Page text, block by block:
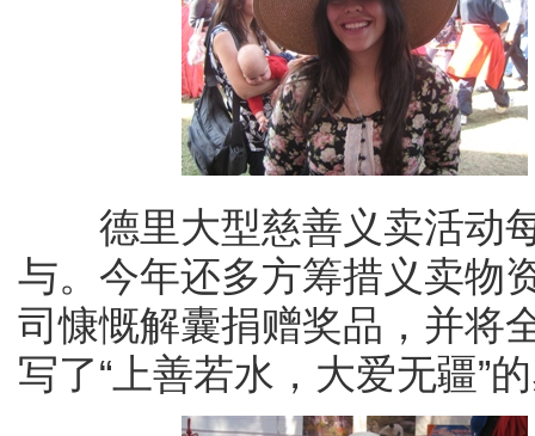
德里大型慈善义卖活动每
与。今年还多方筹措义卖物
司慷慨解囊捐赠奖品，并将
写了“上善若水，大爱无疆”